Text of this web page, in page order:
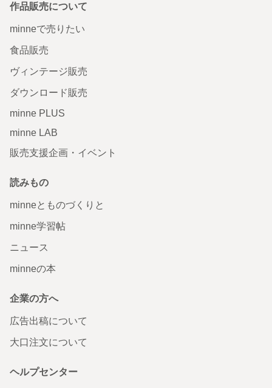
作品販売について
minneで売りたい
食品販売
ヴィンテージ販売
ダウンロード販売
minne PLUS
minne LAB
販売支援企画・イベント
読みもの
minneとものづくりと
minne学習帖
ニュース
minneの本
企業の方へ
広告出稿について
大口注文について
ヘルプセンター